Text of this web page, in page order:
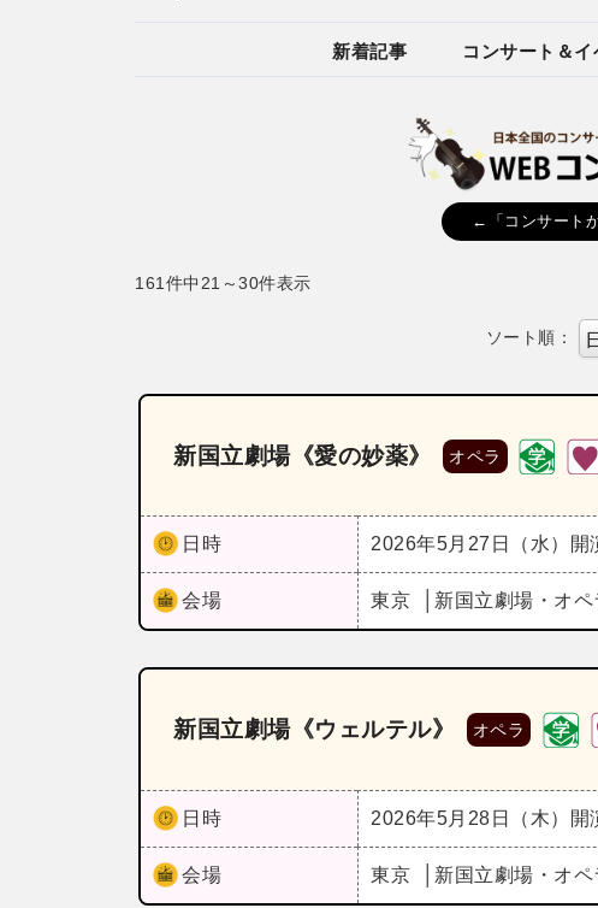
新着記事 コンサート＆イ
←「コンサート
161件中21～30件表示
ソート順：
新国立劇場《愛の妙薬》 オペラ
日時 2026年5月27日（水） 開
会場 東京 新国立劇場・オペ
新国立劇場《ウェルテル》 オペラ
日時 2026年5月28日（木） 開
会場 東京 新国立劇場・オペ